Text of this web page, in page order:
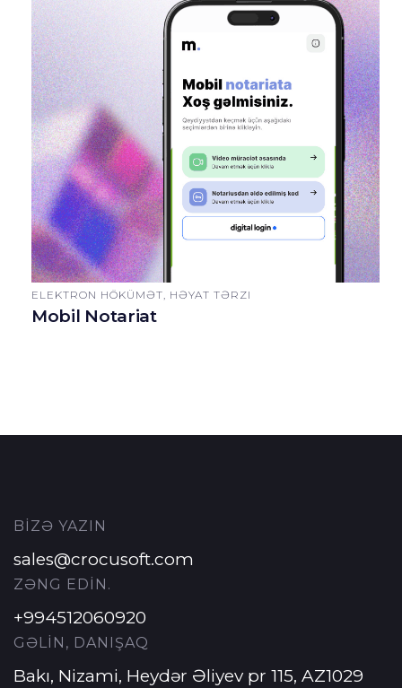
ELEKTRON HÖKÜMƏT, HƏYAT TƏRZI
Mobil Notariat
BİZƏ YAZIN
sales@crocusoft.com
ZƏNG EDİN.
+994512060920
GƏLİN, DANIŞAQ
Bakı, Nizami, Heydər Əliyev pr 115, AZ1029